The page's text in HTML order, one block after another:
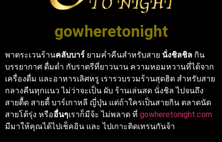
gowheretonight
พาตระเวนร้านคลับบาร์ ยามค่ำคืนสำหรับสาย นั่งชิลชิล กิน
บรรยากาศ ดื่มด่ำ กับราตรีที่ยาวนาน ความหอมหวานที่ได้จาก
เครื่องดื่ม และอาหารเลิศหรู เรารวบรวมร้านสุดฮิต สำหรับสาย
กลางคืนทุกแนว ไม่ว่าจะเป็น ผับ ร้านเล่นสด นั่งชิล ไปจนถึง
สายตื้ด สายตี้ บาร์เกาหลี ญี่ปุ่น แต่ถ้าใครเป็นสายกิน ตลาดนัด
สายโต้รุ่ง หรืออื่นๆเราก็มีจ้ะ ไม่พลาด ที่ gowheretonight.com
มีมาให้คุณได้ไปเช็คอิน และ ไปเกาะติดเทรนกันจ้า